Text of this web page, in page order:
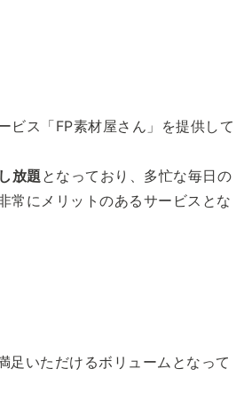
ビス「FP素材屋さん」を提供して
放題 となっており、多忙な毎日の
常にメリットのあるサービスとな
足いただけるボリュームとなって